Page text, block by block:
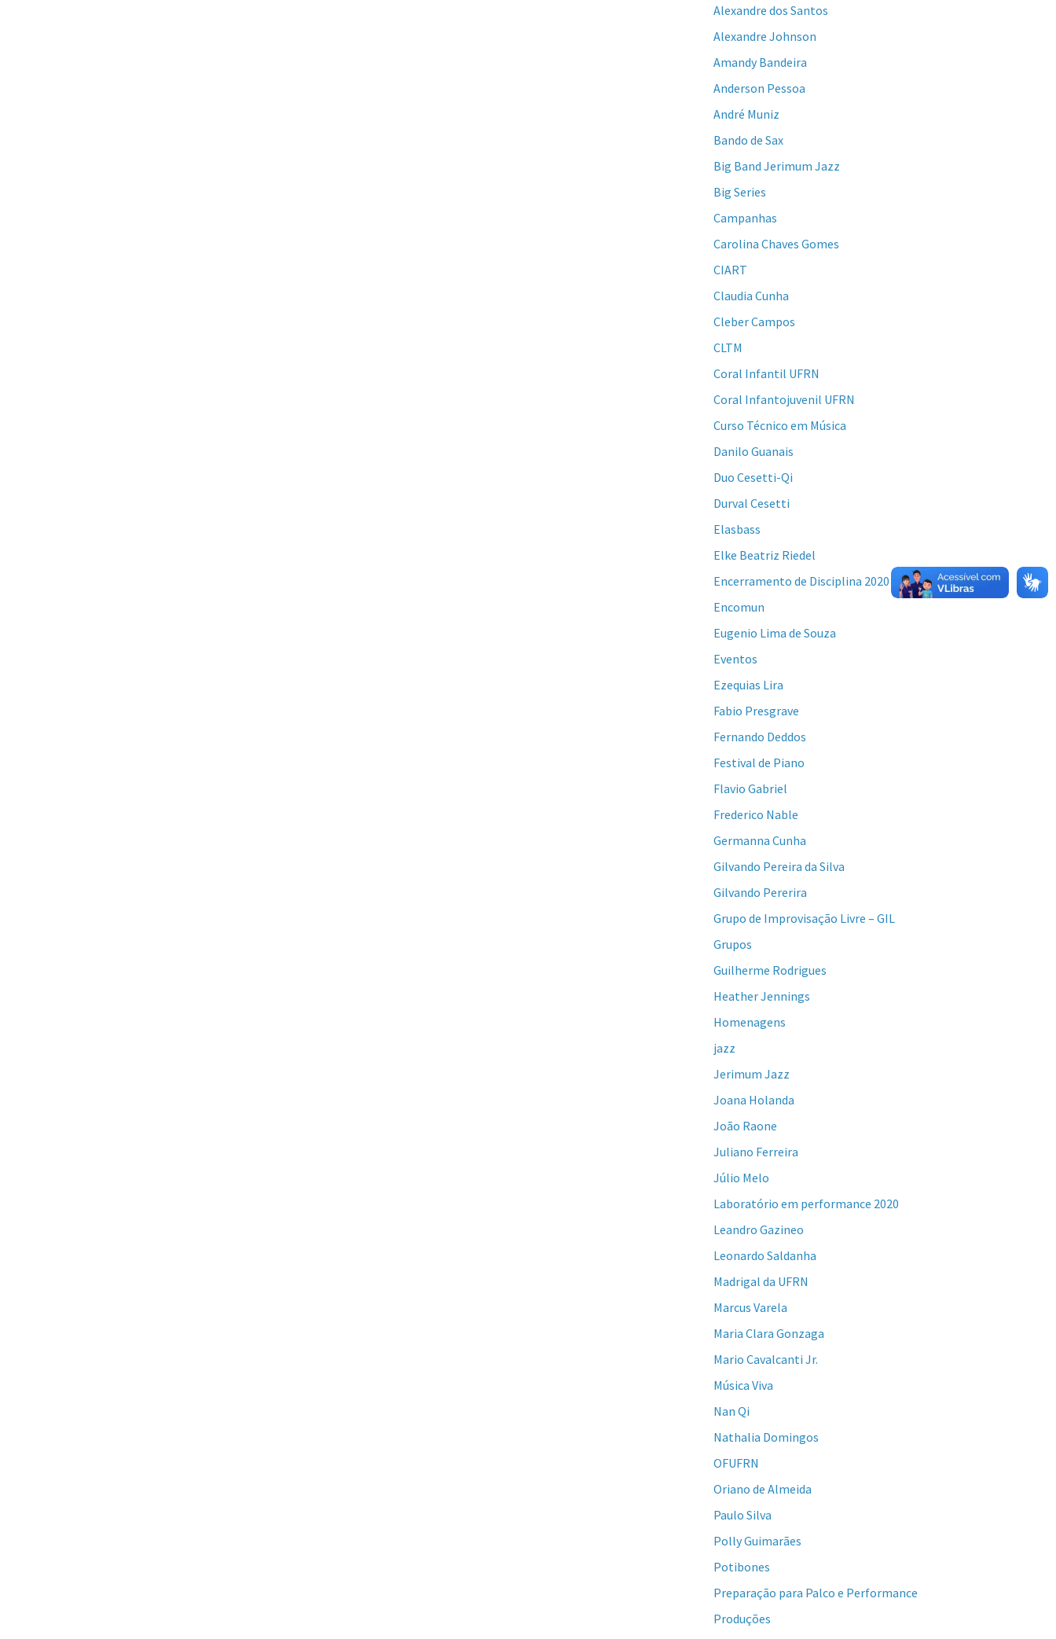
Alexandre dos Santos
Alexandre Johnson
Amandy Bandeira
Anderson Pessoa
André Muniz
Bando de Sax
Big Band Jerimum Jazz
Big Series
Campanhas
Carolina Chaves Gomes
CIART
Claudia Cunha
Cleber Campos
CLTM
Coral Infantil UFRN
Coral Infantojuvenil UFRN
Curso Técnico em Música
Danilo Guanais
Duo Cesetti-Qi
Durval Cesetti
Elasbass
Elke Beatriz Riedel
Encerramento de Disciplina 2020
Encomun
Eugenio Lima de Souza
Eventos
Ezequias Lira
Fabio Presgrave
Fernando Deddos
Festival de Piano
Flavio Gabriel
Frederico Nable
Germanna Cunha
Gilvando Pereira da Silva
Gilvando Pererira
Grupo de Improvisação Livre – GIL
Grupos
Guilherme Rodrigues
Heather Jennings
Homenagens
jazz
Jerimum Jazz
Joana Holanda
João Raone
Juliano Ferreira
Júlio Melo
Laboratório em performance 2020
Leandro Gazineo
Leonardo Saldanha
Madrigal da UFRN
Marcus Varela
Maria Clara Gonzaga
Mario Cavalcanti Jr.
Música Viva
Nan Qi
Nathalia Domingos
OFUFRN
Oriano de Almeida
Paulo Silva
Polly Guimarães
Potibones
Preparação para Palco e Performance
Produções